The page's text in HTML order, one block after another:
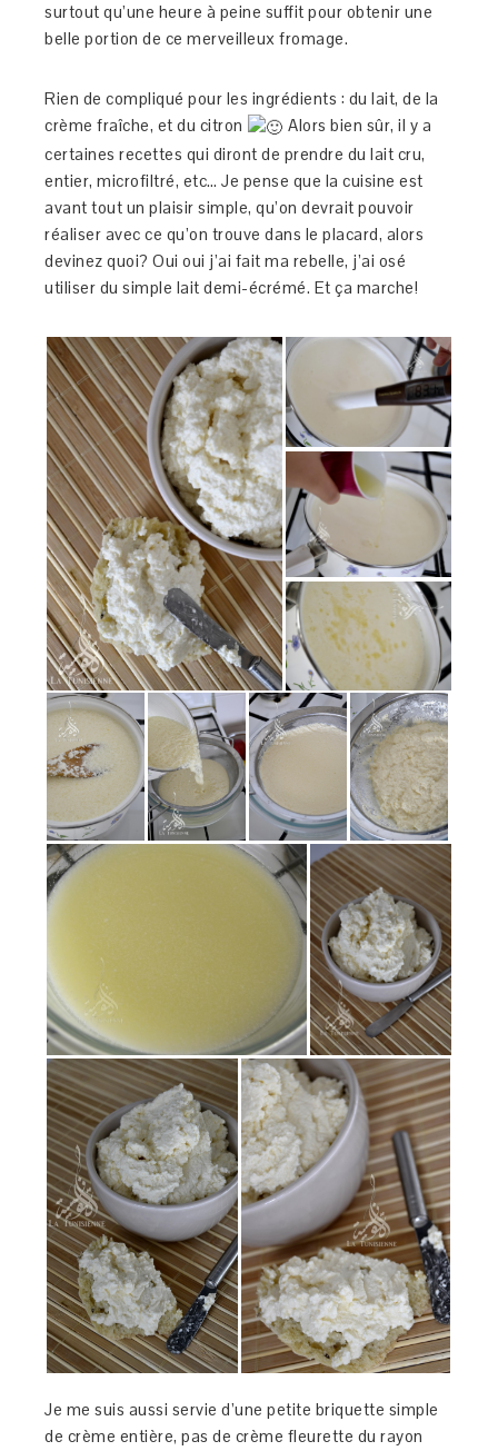
surtout qu’une heure à peine suffit pour obtenir une
belle portion de ce merveilleux fromage.
Rien de compliqué pour les ingrédients : du lait, de la
crème fraîche, et du citron
Alors bien sûr, il y a
certaines recettes qui diront de prendre du lait cru,
entier, microfiltré, etc… Je pense que la cuisine est
avant tout un plaisir simple, qu’on devrait pouvoir
réaliser avec ce qu’on trouve dans le placard, alors
devinez quoi? Oui oui j’ai fait ma rebelle, j’ai osé
utiliser du simple lait demi-écrémé. Et ça marche!
Je me suis aussi servie d’une petite briquette simple
de crème entière, pas de crème fleurette du rayon